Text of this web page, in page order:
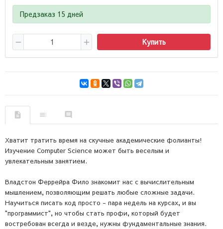
Предзаказ 15 дней
Купить
Хватит тратить время на скучные академические фолианты!
Изучение Computer Science может быть веселым и
увлекательным занятием.
Владстон Феррейра Фило знакомит нас с вычислительным
мышлением, позволяющим решать любые сложные задачи.
Научиться писать код просто - пара недель на курсах, и вы
"программист", но чтобы стать профи, который будет
востребован всегда и везде, нужны фундаментальные знания.